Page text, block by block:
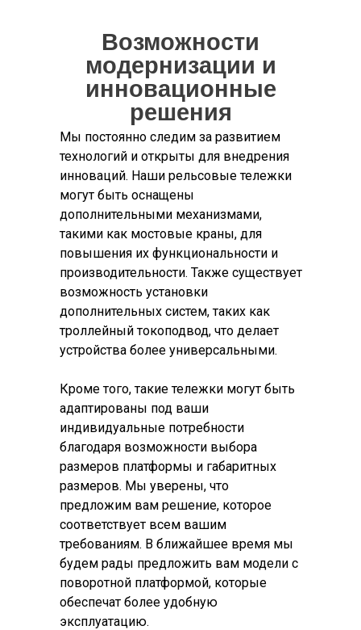
Возможности
модернизации и
инновационные
решения
Мы постоянно следим за развитием
технологий и открыты для внедрения
инноваций. Наши рельсовые тележки
могут быть оснащены
дополнительными механизмами,
такими как мостовые краны, для
повышения их функциональности и
производительности. Также существует
возможность установки
дополнительных систем, таких как
троллейный токоподвод, что делает
устройства более универсальными.
Кроме того, такие тележки могут быть
адаптированы под ваши
индивидуальные потребности
благодаря возможности выбора
размеров платформы и габаритных
размеров. Мы уверены, что
предложим вам решение, которое
соответствует всем вашим
требованиям. В ближайшее время мы
будем рады предложить вам модели с
поворотной платформой, которые
обеспечат более удобную
эксплуатацию.